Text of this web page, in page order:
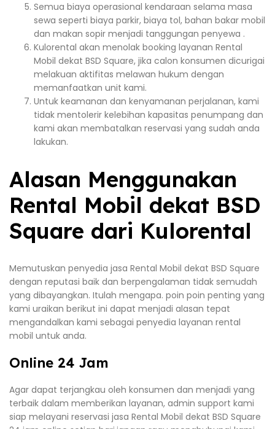
Semua biaya operasional kendaraan selama masa
sewa seperti biaya parkir, biaya tol, bahan bakar mobil
dan makan sopir menjadi tanggungan penyewa .
Kulorental akan menolak booking layanan Rental
Mobil dekat BSD Square, jika calon konsumen dicurigai
melakuan aktifitas melawan hukum dengan
memanfaatkan unit kami.
Untuk keamanan dan kenyamanan perjalanan, kami
tidak mentolerir kelebihan kapasitas penumpang dan
kami akan membatalkan reservasi yang sudah anda
lakukan.
Alasan Menggunakan
Rental Mobil dekat BSD
Square dari Kulorental
Memutuskan penyedia jasa Rental Mobil dekat BSD Square
dengan reputasi baik dan berpengalaman tidak semudah
yang dibayangkan. Itulah mengapa. poin poin penting yang
kami uraikan berikut ini dapat menjadi alasan tepat
mengandalkan kami sebagai penyedia layanan rental
mobil untuk anda.
Online 24 Jam
Agar dapat terjangkau oleh konsumen dan menjadi yang
terbaik dalam memberikan layanan, admin support kami
siap melayani reservasi jasa Rental Mobil dekat BSD Square